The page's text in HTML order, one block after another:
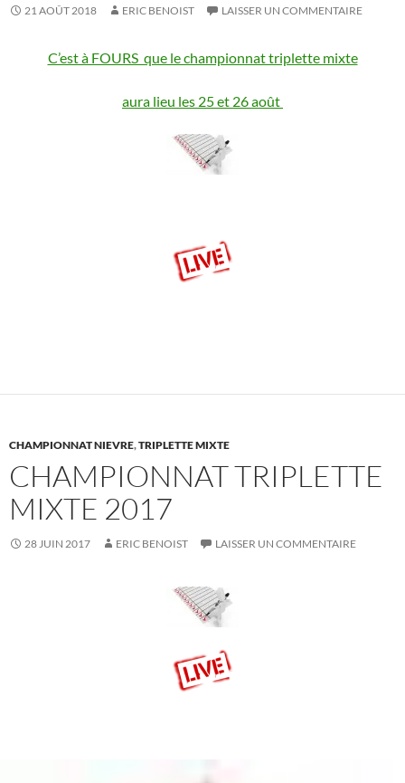
21 AOÛT 2018 ERIC BENOIST LAISSER UN COMMENTAIRE
C’est à FOURS que le championnat triplette mixte
aura lieu les 25 et 26 août
CHAMPIONNAT NIEVRE,TRIPLETTE MIXTE
CHAMPIONNAT TRIPLETTE
MIXTE 2017
28 JUIN 2017 ERIC BENOIST LAISSER UN COMMENTAIRE